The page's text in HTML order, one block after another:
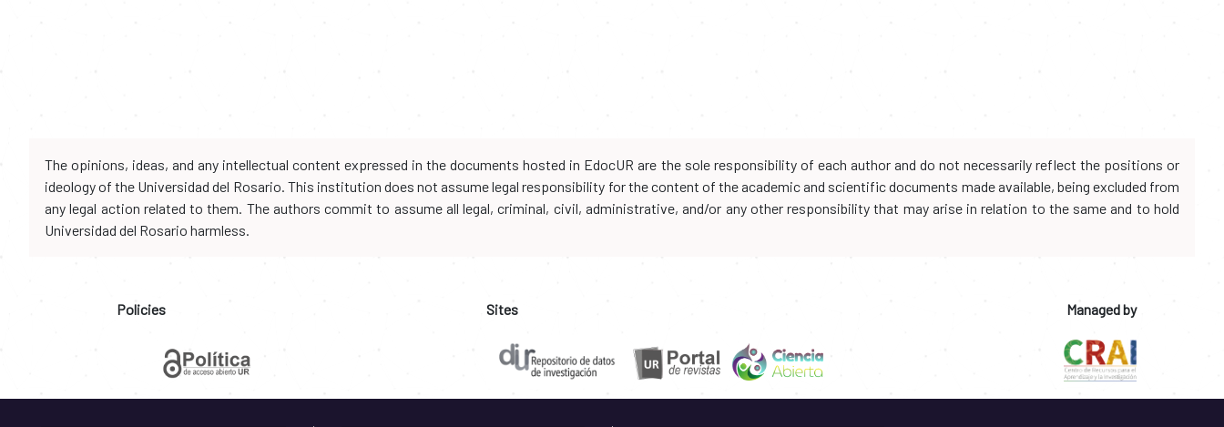
The opinions, ideas, and any intellectual content expressed in the documents hosted in EdocUR are the sole responsibility of each author and do not necessarily reflect the positions or
ideology of the Universidad del Rosario. This institution does not assume legal responsibility for the content of the academic and scientific documents made available, being excluded from
any legal action related to them. The authors commit to assume all legal, criminal, civil, administrative, and/or any other responsibility that may arise in relation to the same and to hold
Universidad del Rosario harmless.
Policies Sites Managed by